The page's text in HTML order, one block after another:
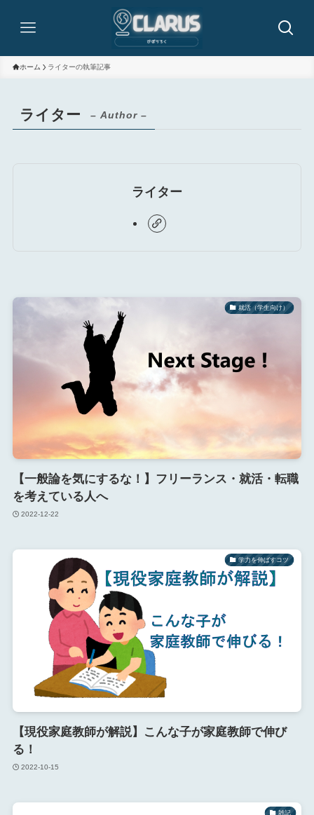
ホーム ライターの執筆記事
ライター – Author –
ライター
就活（学生向け）
【一般論を気にするな！】フリーランス・就活・転職
を考えている人へ
2022-12-22
学力を伸ばすコツ
【現役家庭教師が解説】こんな子が家庭教師で伸び
る！
2022-10-15
雑記